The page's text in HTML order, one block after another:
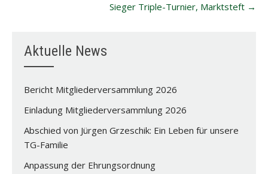
Sieger Triple-Turnier, Marktsteft →
Aktuelle News
Bericht Mitgliederversammlung 2026
Einladung Mitgliederversammlung 2026
Abschied von Jürgen Grzeschik: Ein Leben für unsere
TG-Familie
Anpassung der Ehrungsordnung